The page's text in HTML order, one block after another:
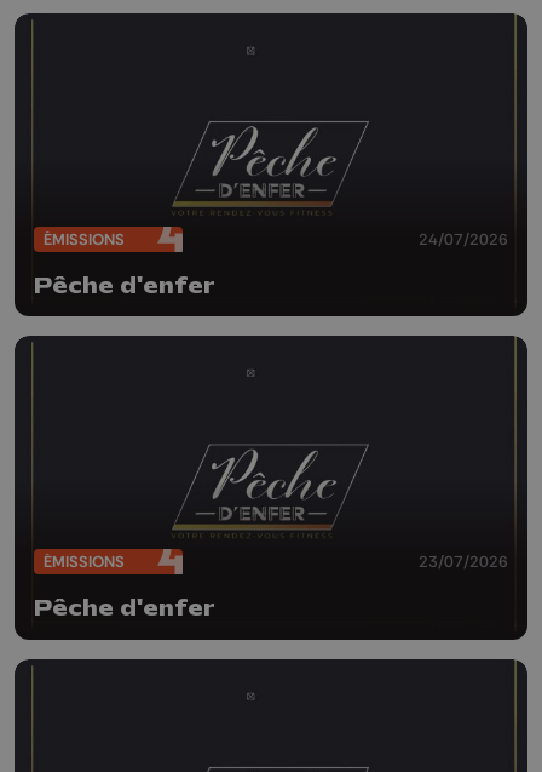
ÉMISSIONS 24/07/2026
Pêche d'enfer
ÉMISSIONS 23/07/2026
Pêche d'enfer